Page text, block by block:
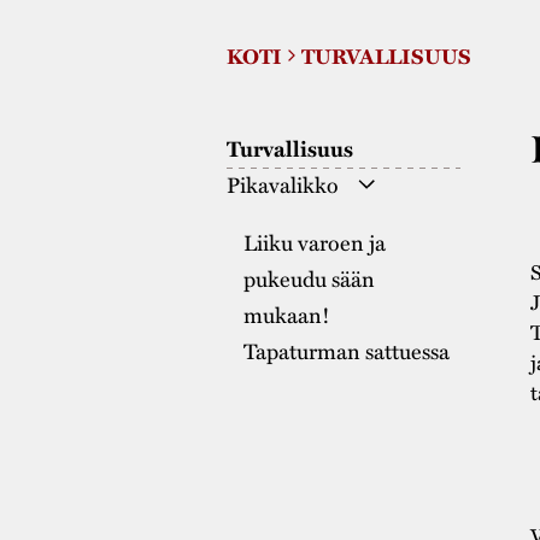
KOTI TURVALLISUUS
Turvallisuus
Pikavalikko
Liiku varoen ja
pukeudu sään
mukaan!
Tapaturman sattuessa